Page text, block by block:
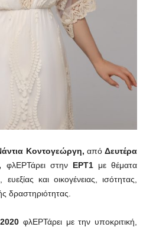
Κοντογεώργη, από Δευτέρα
φλΕΡΤάρει στην ΕΡΤ1με θέματα
και οικογένειας, ισότητας,
δραστηριότητας.
2020 φλΕΡΤάρει με την υποκριτική,